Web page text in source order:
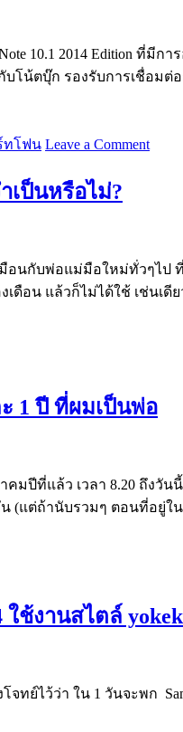
10.1 2014 Edition ที่มีก
บโน้ตบุ๊ก รองรับการเชื่อม
ทโฟน Leave a Comment
เป็นหรือไม่?
นกับพ่อแม่มือใหม่ทั่วๆไป
เดือน แล้วก็ไม่ได้ใช้ เช่นเ
1 ปี ที่ผมเป็นพ่อ
คมปีที่แล้ว เวลา 8.20 ถึงวั
(แต่ถ้านับรวมๆ ตอนที่อยู่ใ
ใช้งานสไตล์
จทย์ไว้ว่า ใน 1 วันจะพก